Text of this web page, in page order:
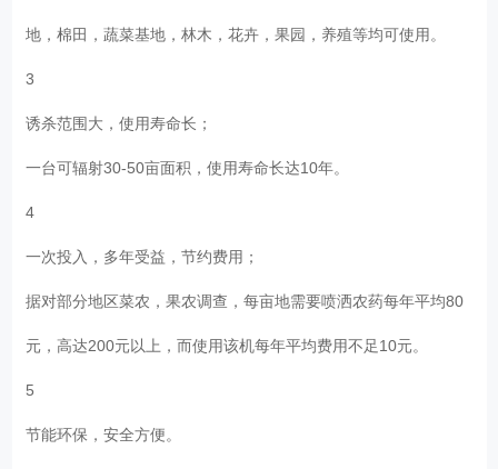
地，棉田，蔬菜基地，林木，花卉，果园，养殖等均可使用。
3
诱杀范围大，使用寿命长；
一台可辐射30-50亩面积，使用寿命长达10年。
4
一次投入，多年受益，节约费用；
据对部分地区菜农，果农调查，每亩地需要喷洒农药每年平均80
元，高达200元以上，而使用该机每年平均费用不足10元。
5
节能环保，安全方便。